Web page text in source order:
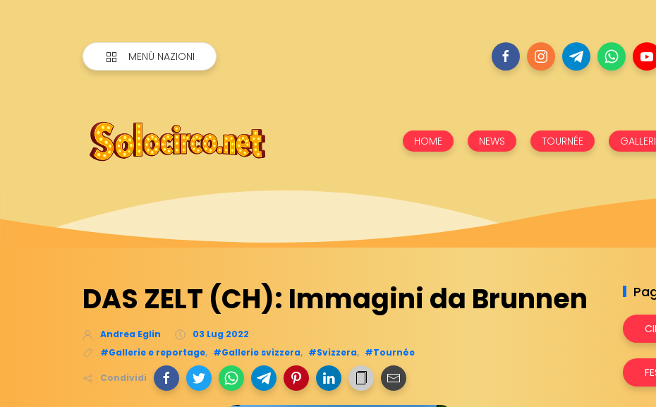
MENÙ NAZIONI
HOME NEWS TOURNÉE
DAS ZELT (CH): Immagini da Brunnen
Andrea Eglin
03 Lug 2022
#Gallerie e reportage, #Gallerie svizzera, #Svizzera, #Tournée
Condividi